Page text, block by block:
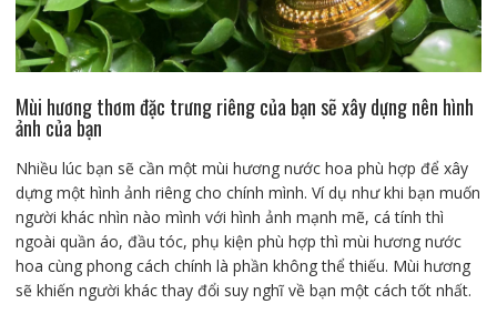
Mùi hương thơm đặc trưng riêng của bạn sẽ xây dựng nên hình
ảnh của bạn
Nhiều lúc bạn sẽ cần một mùi hương nước hoa phù hợp để xây
dựng một hình ảnh riêng cho chính mình. Ví dụ như khi bạn muốn
người khác nhìn nào mình với hình ảnh mạnh mẽ, cá tính thì
ngoài quần áo, đầu tóc, phụ kiện phù hợp thì mùi hương nước
hoa cùng phong cách chính là phần không thể thiếu. Mùi hương
sẽ khiến người khác thay đổi suy nghĩ về bạn một cách tốt nhất.